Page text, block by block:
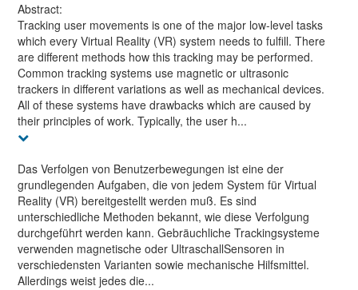
Abstract:
Tracking user movements is one of the major low-level tasks
which every Virtual Reality (VR) system needs to fulfill. There
are different methods how this tracking may be performed.
Common tracking systems use magnetic or ultrasonic
trackers in different variations as well as mechanical devices.
All of these systems have drawbacks which are caused by
their principles of work. Typically, the user h...
Das Verfolgen von Benutzerbewegungen ist eine der
grundlegenden Aufgaben, die von jedem System für Virtual
Reality (VR) bereitgestellt werden muß. Es sind
unterschiedliche Methoden bekannt, wie diese Verfolgung
durchgeführt werden kann. Gebräuchliche Trackingsysteme
verwenden magnetische oder UltraschallSensoren in
verschiedensten Varianten sowie mechanische Hilfsmittel.
Allerdings weist jedes die...